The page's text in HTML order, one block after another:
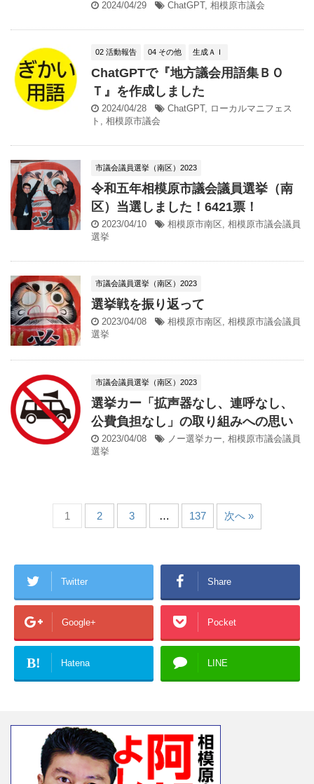
2024/04/29 ChatGPT, 相模原市議会
02 活動報告 04 その他 生成ＡＩ
ChatGPTで『地方議会用語集ＢＯ
Ｔ』を作成しました
2024/04/28 ChatGPT, ローカルマニフェス
ト , 相模原市議会
市議会議員選挙（南区）2023
令和五年相模原市議会議員選挙（南
区）当選しました！6421票！
2023/04/10 相模原市南区, 相模原市議会議員
選挙
市議会議員選挙（南区）2023
選挙戦を振り返って
2023/04/08 相模原市南区, 相模原市議会議員
選挙
市議会議員選挙（南区）2023
選挙カー「拡声器なし、連呼なし、
公費負担なし」の取り組みへの思い
2023/04/08 ノー選挙カー, 相模原市議会議員
選挙
1 2 3 … 137 次へ »
Twitter Share
Google+ Pocket
B! Hatena LINE